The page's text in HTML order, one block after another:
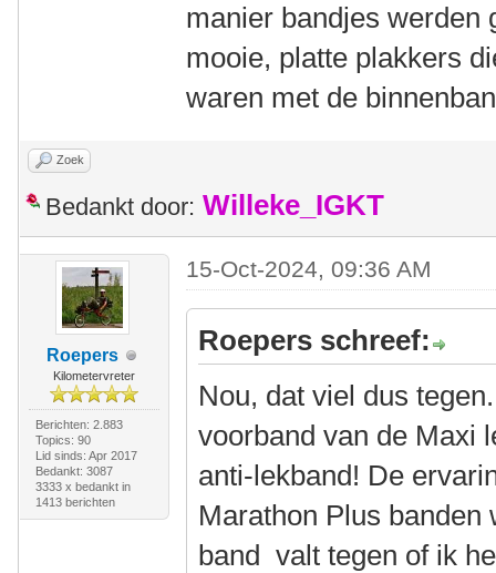
manier bandjes werden
mooie, platte plakkers
waren met de
Zoek
Bedankt door: Willeke_IGKT
Roepers
Kilometervreter
Berichten: 2.883
Topics: 90
Lid sinds: Apr 2017
Bedankt: 3087
3333 x bedankt in
1413 berichten
15-Oct-2024, 09:36 AM
Roepers schreef:
Nou, dat viel dus
voorband van de Maxi
anti-lekband! De
Marathon Plus banden
band valt tegen of ik